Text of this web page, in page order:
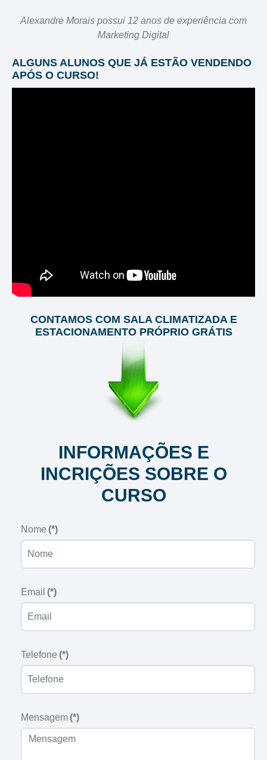
Alexandre Morais possui 12 anos de experiência com
Marketing Digital
ALGUNS ALUNOS QUE JÁ ESTÃO VENDENDO
APÓS O CURSO!
CONTAMOS COM SALA CLIMATIZADA E
ESTACIONAMENTO PRÓPRIO GRÁTIS
INFORMAÇÕES E
INCRIÇÕES SOBRE O
CURSO
Nome (*)
Email (*)
Telefone (*)
Mensagem(*)